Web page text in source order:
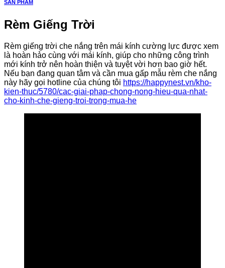
SẢN PHẨM
Rèm Giếng Trời
Rèm giếng trời che nắng trên mái kính cường lực được xem
là hoàn hảo cùng với mái kính, giúp cho những công trình
mới kính trở nên hoàn thiện và tuyệt vời hơn bao giờ hết.
Nếu bạn đang quan tâm và cần mua gấp mẫu rèm che nắng
này hãy gọi hotline của chúng tôi https://happynest.vn/kho-
kien-thuc/5780/cac-giai-phap-chong-nong-hieu-qua-nhat-
cho-kinh-che-gieng-troi-trong-mua-he